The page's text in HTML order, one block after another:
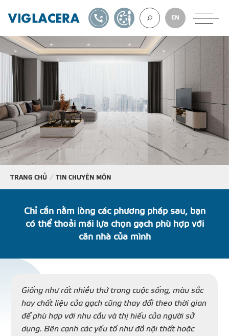
VỀ CHÚNG
GẠCH ỐP LÁT
BÊ TÔNG KHÍ
THƯ
EN
1900561582TỰ THIẾT KẾ
TRANG CHỦ TIN CHUYÊN MÔN
Chỉ cần nằm lòng các phương pháp sau, bạn
có thể thoải mái lựa chọn gạch phù hợp với
căn nhà của mình
Giống như rất nhiều thứ trong cuộc sống, màu sắc
hay chất liệu của gạch cũng thay đổi theo thời gian
để phù hợp với nhu cầu và thị hiếu của người sử
dụng. Bên cạnh các yếu tố như đồ nội thất hoặc